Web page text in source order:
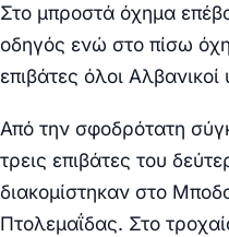
Στο μπροστά όχημα
οδηγός ενώ στο πίσω
επιβάτες όλοι Αλβανικοί
Από την σφοδρότατη
τρεις επιβάτες του
διακομίστηκαν στο
Πτολεμαΐδας. Στο